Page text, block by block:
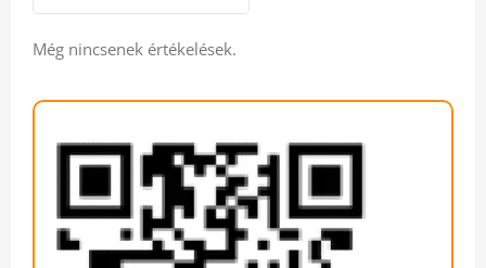
Még nincsenek értékelések.